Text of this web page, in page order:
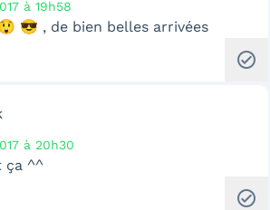
à 19h58
😎 , de bien belles arrivées
check_circle
à 20h30
ça ^^
check_circle